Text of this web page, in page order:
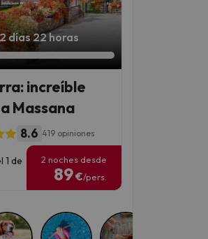
2 días 22 horas
increíble
Massana
8.6 419 opiniones
1 de
2 noches desde
89€/pers.